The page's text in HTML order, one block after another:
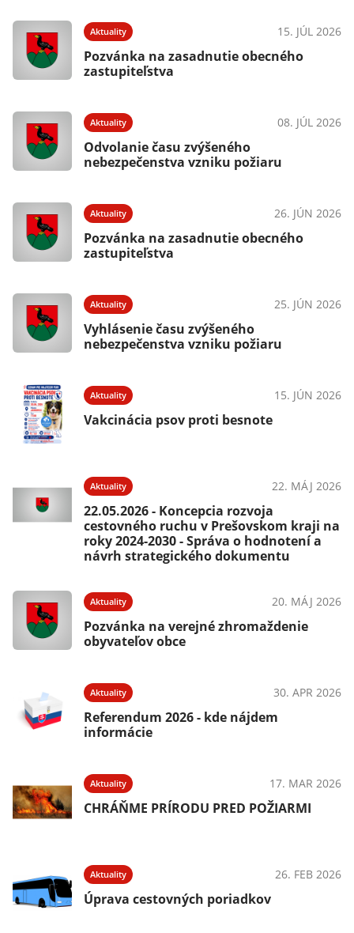
Aktuality 15. JÚL 2026
Pozvánka na zasadnutie obecného
zastupiteľstva
Aktuality 08. JÚL 2026
Odvolanie času zvýšeného
nebezpečenstva vzniku požiaru
Aktuality 26. JÚN 2026
Pozvánka na zasadnutie obecného
zastupiteľstva
Aktuality 25. JÚN 2026
Vyhlásenie času zvýšeného
nebezpečenstva vzniku požiaru
Aktuality 15. JÚN 2026
Vakcinácia psov proti besnote
Aktuality 22. MÁJ 2026
22.05.2026 - Koncepcia rozvoja
cestovného ruchu v Prešovskom kraji na
roky 2024-2030 - Správa o hodnotení a
návrh strategického dokumentu
Aktuality 20. MÁJ 2026
Pozvánka na verejné zhromaždenie
obyvateľov obce
Aktuality 30. APR 2026
Referendum 2026 - kde nájdem
informácie
Aktuality 17. MAR 2026
CHRÁŇME PRÍRODU PRED POŽIARMI
Aktuality 26. FEB 2026
Úprava cestovných poriadkov